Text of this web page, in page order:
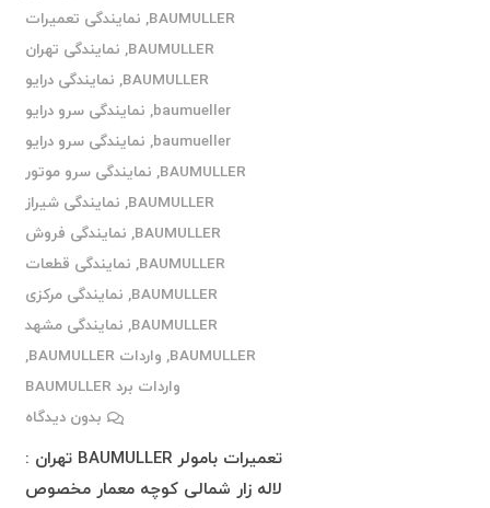
BAUMULLER
, نمایندگی تعمیرات
BAUMULLER
, نمایندگی تهران
BAUMULLER
, نمایندگی درایو
baumueller
, نمایندگی سرو درایو
baumueller
, نمایندگی سرو درایو
BAUMULLER
, نمایندگی سرو موتور
BAUMULLER
, نمایندگی شیراز
BAUMULLER
, نمایندگی فروش
BAUMULLER
, نمایندگی قطعات
BAUMULLER
, نمایندگی مرکزی
BAUMULLER
, نمایندگی مشهد
BAUMULLER
, واردات BAUMULLER
,
واردات برد BAUMULLER
بدون دیدگاه
تعمیرات بامولر BAUMULLER تهران :
لاله زار شمالی کوچه معمار مخصوص